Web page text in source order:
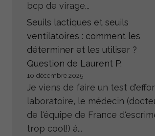
bcp de virage...
Seuils lactiques et seuils
ventilatoires : comment les
déterminer et les utiliser ?
Question de Laurent P.
10 décembre 2025
Je viens de faire un test
laboratoire, le médecin
de l'équipe de France
trop cool!) à...